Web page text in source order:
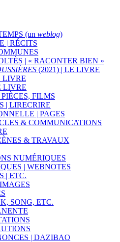
(un weblog)
| RÉCITS
| « RACONTER BIEN »
(2021) | LE LIVRE
LIVRE
LIVRE
FILMS
| LIRECRIRE
| PAGES
& COMMUNICATIONS
& TRAVAUX
NUMÉRIQUES
| WEBNOTES
| ETC.
SONG, ETC.
| DAZIBAO